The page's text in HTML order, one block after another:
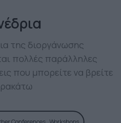
της διοργάνωσης
πολλές παράλληλες
που μπορείτε να βρείτε